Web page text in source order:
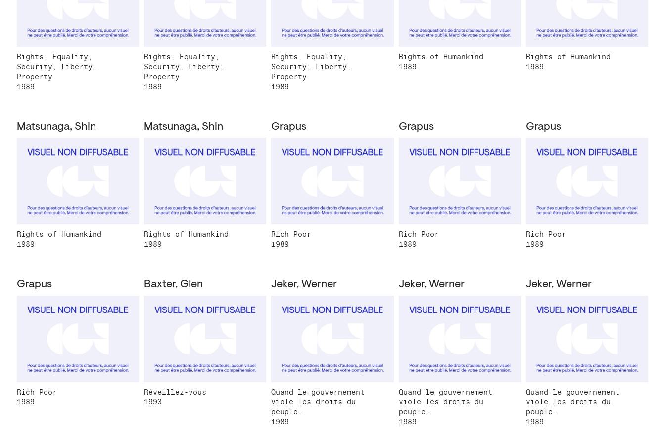
Rights, Equality,
Security, Liberty,
Property
1989
Rights, Equality,
Security, Liberty,
Property
1989
Rights, Equality,
Security, Liberty,
Property
1989
Rights of Humankind
1989
Rights of Humankind
1989
Matsunaga, Shin
Rights of Humankind
1989
Matsunaga, Shin
Rights of Humankind
1989
Grapus
Rich Poor
1989
Grapus
Rich Poor
1989
Grapus
Rich Poor
1989
Grapus
Rich Poor
1989
Baxter, Glen
Réveillez-vous
1993
Jeker, Werner
Quand le gouvernement
viole les droits du
peuple…
1989
Jeker, Werner
Quand le gouvernement
viole les droits du
peuple…
1989
Jeker, Werner
Quand le gouvernement
viole les droits du
peuple…
1989